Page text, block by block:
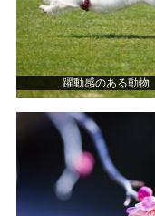
躍動感のある動物